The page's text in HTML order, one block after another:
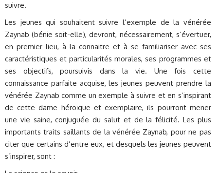
suivre.
Les jeunes qui souhaitent suivre l’exemple de la vénérée
Zaynab (bénie soit-elle), devront, nécessairement, s’évertuer,
en premier lieu, à la connaitre et à se familiariser avec ses
caractéristiques et particularités morales, ses programmes et
ses objectifs, poursuivis dans la vie. Une fois cette
connaissance parfaite acquise, les jeunes peuvent prendre la
vénérée Zaynab comme un exemple à suivre et en s’inspirant
de cette dame héroïque et exemplaire, ils pourront mener
une vie saine, conjuguée du salut et de la félicité. Les plus
importants traits saillants de la vénérée Zaynab, pour ne pas
citer que certains d’entre eux, et desquels les jeunes peuvent
s’inspirer, sont :